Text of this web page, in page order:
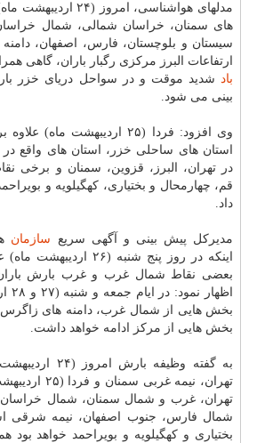
مدلهای هواشناسی،
های سمنان، خراسان شمالی، شمال
سیستان و بلوچستان، فارس، اصفهان،
ارتفاعات البرز مركزی رگبار باران، گاهی
باد شدید موقت و در سواحل دریای خزر
بینی می شود.
وی افزود: فردا (۲۵ اردیبهشت
استان های ساحلی خزر، استان های واقع در
در تهران، البرز، قزوین، سمنان و برخی
قم، چهارمحال و بختیاری، كهگیلویه و
داد.
مدیركل پیش بینی و آگهی سریع سازمان
اینكه در روز پنج شنبه (۲۶
بعضی نقاط شمال غرب و غرب بارش
بخش هایی از شمال غرب، دامنه های
بخش هایی از مركز ادامه خواهد داشت.
به گفته وظیفه
تهران، نیمه
تهران، غرب و شمال سمنان، شمال
شمال فارس، جنوب اصفهان، نیمه شرقی